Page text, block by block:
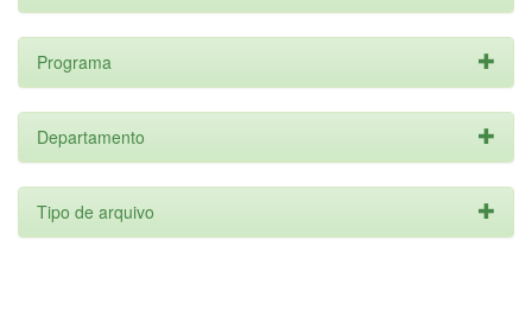
Programa
Departamento
Tipo de arquivo